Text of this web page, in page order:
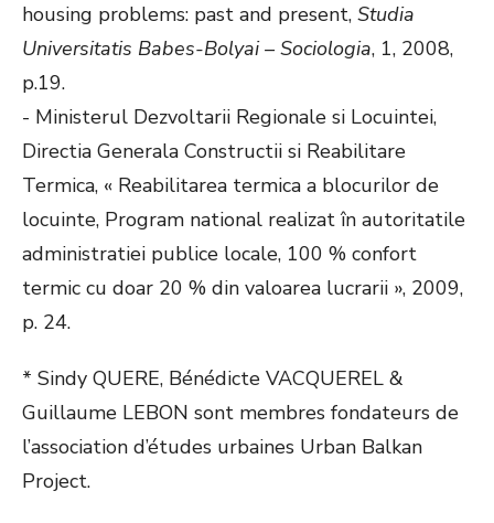
housing problems: past and present, Studia
Universitatis Babes-Bolyai – Sociologia, 1, 2008,
p.19.
- Ministerul Dezvoltarii Regionale si Locuintei,
Directia Generala Constructii si Reabilitare
Termica, « Reabilitarea termica a blocurilor de
locuinte, Program national realizat în autoritatile
administratiei publice locale, 100 % confort
termic cu doar 20 % din valoarea lucrarii », 2009,
p. 24.
* Sindy QUERE, Bénédicte VACQUEREL &
Guillaume LEBON sont membres fondateurs de
l’association d’études urbaines Urban Balkan
Project.